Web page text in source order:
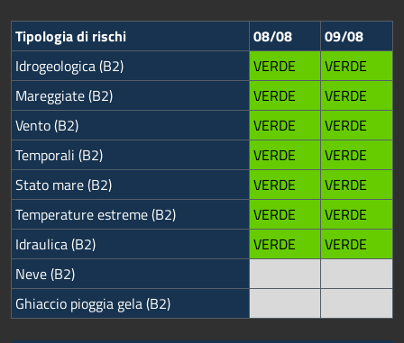
Tipologia di rischi 08/08
09/08
Idrogeologica (B2)
VERDE
VERDE
Mareggiate (B2)
VERDE
VERDE
Vento (B2)
VERDE
VERDE
Temporali (B2)
VERDE
VERDE
Stato mare (B2)
VERDE
VERDE
Temperature estreme (B2)
VERDE
VERDE
Idraulica (B2)
VERDE
VERDE
Neve (B2)
Ghiaccio pioggia gela (B2)